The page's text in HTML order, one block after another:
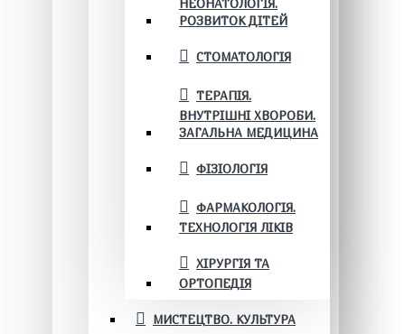
НЕОНАТОЛОГІЯ.
РОЗВИТОК ДІТЕЙ
СТОМАТОЛОГІЯ
ТЕРАПІЯ.
ВНУТРІШНІ ХВОРОБИ.
ЗАГАЛЬНА МЕДИЦИНА
ФІЗІОЛОГІЯ
ФАРМАКОЛОГІЯ.
ТЕХНОЛОГІЯ ЛІКІВ
ХІРУРГІЯ ТА
ОРТОПЕДІЯ
МИСТЕЦТВО. КУЛЬТУРА